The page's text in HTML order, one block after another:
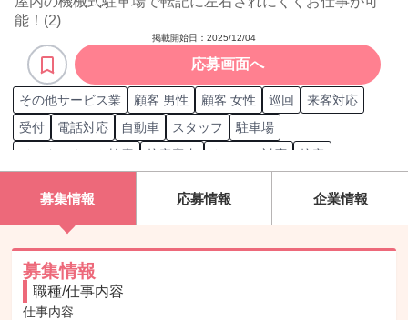
能！(2)
掲載開始日： 2025/12/04
応募画面へ
その他サービス業 顧客 男性 顧客 女性 巡回
来客対応
受付
電話対応 自動車 スタッフ
駐車場
インターネット検索
接客案内 クレーム対応
接客
接客/サービス職担当
事務/受付職担当
募集情報 応募情報 企業情報
募集情報
職種/仕事内容
仕事内容